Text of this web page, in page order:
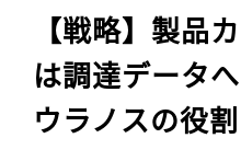
【戦略】製品
は調達データ
ウラノスの役